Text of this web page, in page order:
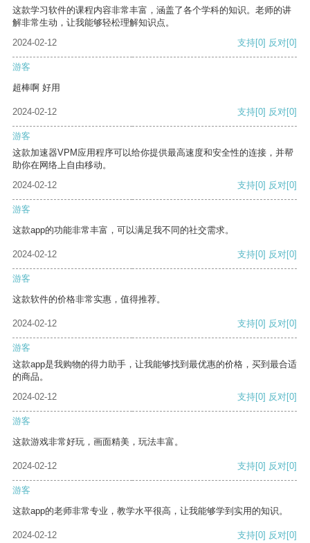
这款学习软件的课程内容非常丰富，涵盖了各个学科的知识。老师的讲
解非常生动，让我能够轻松理解知识点。
2024-02-12
支持[0] 反对[0]
游客
超棒啊 好用
2024-02-12 支持[0] 反对[0]
游客
这款加速器VPM应用程序可以给你提供最高速度和安全性的连接，并帮
助你在网络上自由移动。
2024-02-12
支持[0] 反对[0]
游客
这款app的功能非常丰富，可以满足我不同的社交需求。
2024-02-12 支持[0] 反对[0]
游客
这款软件的价格非常实惠，值得推荐。
2024-02-12 支持[0] 反对[0]
游客
这款app是我购物的得力助手，让我能够找到最优惠的价格，买到最合适
的商品。
2024-02-12
支持[0] 反对[0]
游客
这款游戏非常好玩，画面精美，玩法丰富。
2024-02-12 支持[0] 反对[0]
游客
这款app的老师非常专业，教学水平很高，让我能够学到实用的知识。
2024-02-12 支持[0] 反对[0]